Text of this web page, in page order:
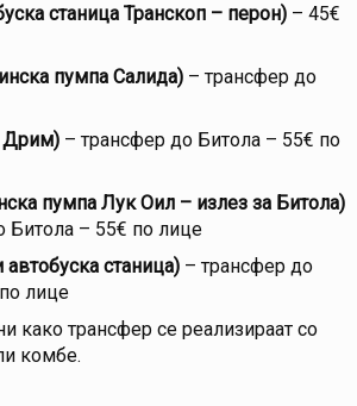
станица Транскоп – перон) – 45€
пумпа Салида) – трансфер до
Дрим) – трансфер до Битола – 55€ по
пумпа Лук Оил – излез за Битола)
Битола – 55€ по лице
автобуска станица) – трансфер до
лице
како трансфер се реализираат со
комбе.